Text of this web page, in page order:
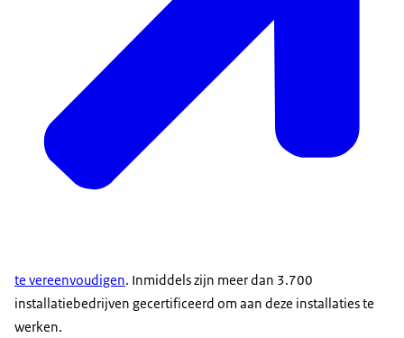
te vereenvoudigen. Inmiddels zijn meer dan 3.700
installatiebedrijven gecertificeerd om aan deze installaties te
werken.